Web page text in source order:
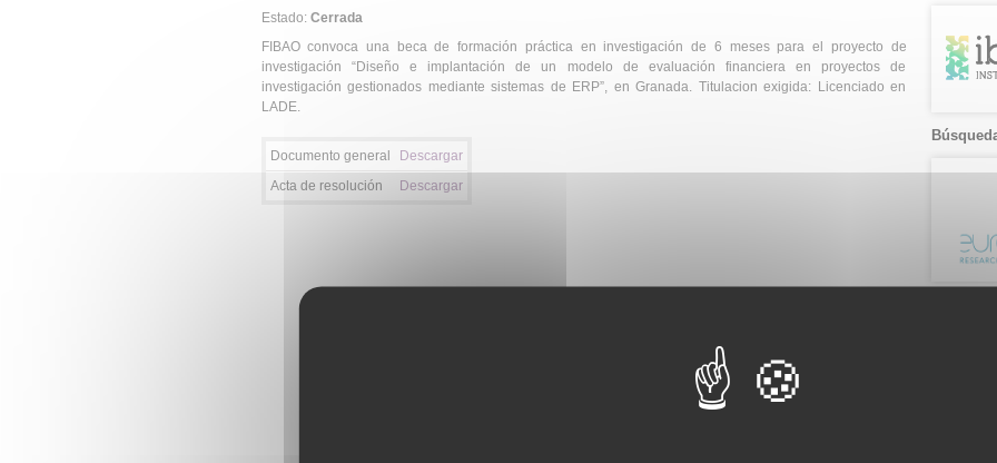
Estado: Cerrada
FIBAO convoca una beca de formación práctica en investigación de 6 meses para el proyecto de
investigación “Diseño e implantación de un modelo de evaluación financiera en proyectos de
investigación gestionados mediante sistemas de ERP”, en Granada. Titulacion exigida: Licenciado en
LADE.
Documento general
Descargar
Acta de resolución
Descargar